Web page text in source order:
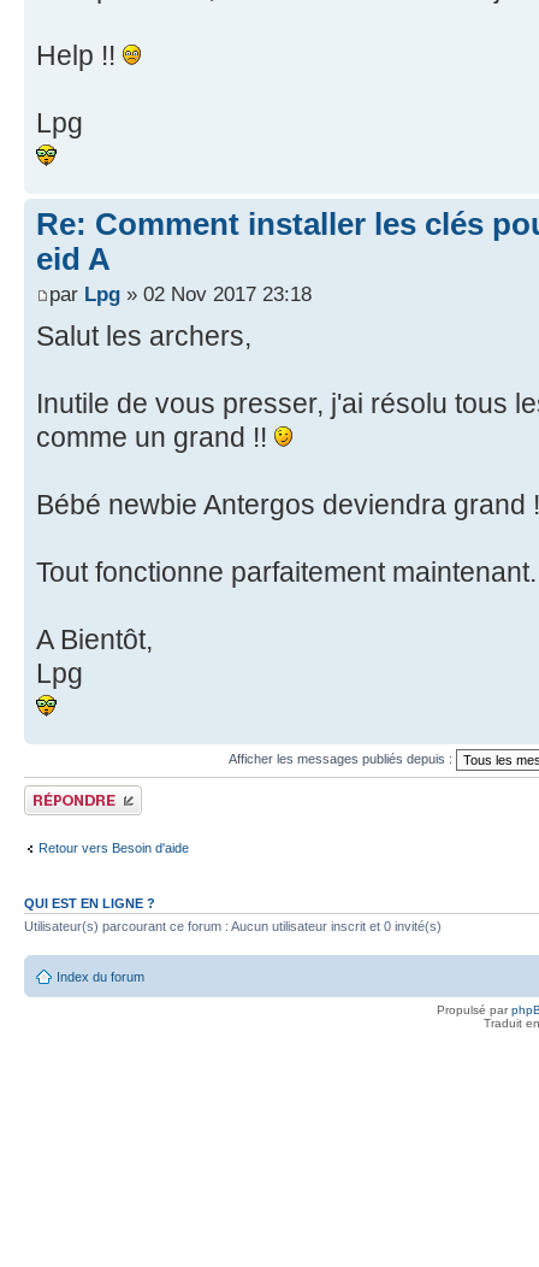
Help !!
Lpg
Re: Comment installer les clés
eid A
par Lpg » 02 Nov 2017 23:18
Salut les archers,
Inutile de vous presser, j'ai résolu tous
comme un grand !!
Bébé newbie Antergos deviendra grand
Tout fonctionne parfaitement
A Bientôt,
Lpg
Afficher les messages publiés depuis :
Publier une réponse
Retour vers Besoin d'aide
QUI EST EN LIGNE ?
Utilisateur(s) parcourant ce forum : Aucun utilisateur inscrit et 0 invité(s)
Index du forum
Propulsé par
Traduit